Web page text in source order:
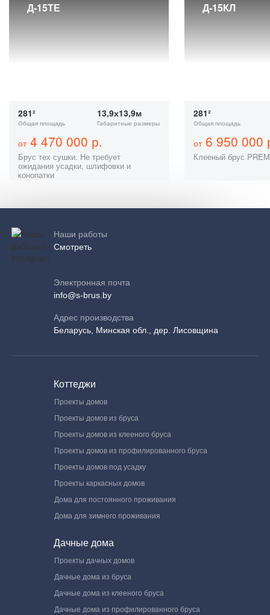
Д-15ТЕ
281²
Общая площадь
13,9х13,9м
Габаритные размеры
от4 470 000 р.
Брус тех сушки. Не требует
ожидания усадки, шлифовки и
конопатки
Д-15КЛ
281²
Общая площадь
от6 950 000
Клееный брус
Наши работы
Смотреть
Электронная почта
info@s-brus.by
Адрес производства
Беларусь, Минская обл., дер. Лисовщина
Коттеджи
Проекты домов
Проекты домов из бруса
Проекты домов из клееного бруса
Проекты домов из профилированного бруса
Проекты домов под усадку
Проекты каркасных домов
Дома для постоянного проживания
Дома для зимнего проживания
Дачные дома
Проекты дачных домов
Дачные дома из бруса
Дачные дома из клееного бруса
Дачные дома из профилированного бруса